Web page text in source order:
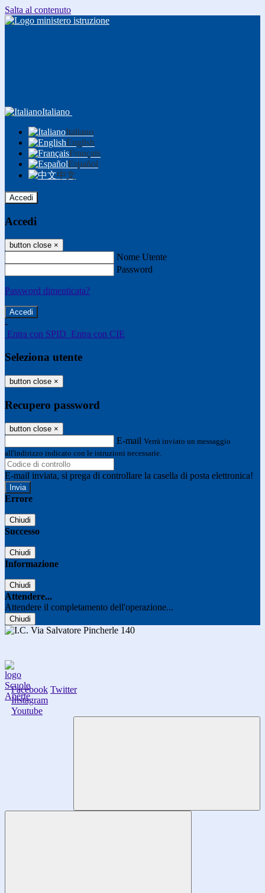
Salta al contenuto
Italiano
Italiano
English
Français
Español
中文
Accedi
Accedi
button close ×
Nome Utente
Password
Password dimenticata?
-
Entra con SPID Entra con CIE
Seleziona utente
button close ×
Recupero password
button close ×
E-mail Verrà inviato un messaggio
all'indirizzo indicato con le istruzioni necessarie.
E-mail inviata, si prega di controllare la casella di posta elettronica!
Errore
Chiudi
Successo
Chiudi
Informazione
Chiudi
Attendere...
Attendere il completamento dell'operazione...
Chiudi
Facebook Twitter
Instagram
Youtube